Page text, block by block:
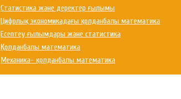
Статистика және деректер ғылымы
Цифрлық экономикадағы қолданбалы математика
Есептеу ғылымдары және статистика
Қолданбалы математика
Механика- қолданбалы математика